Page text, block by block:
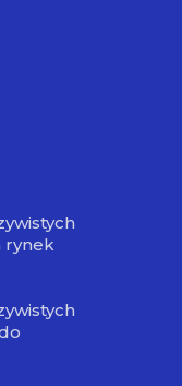
rynek